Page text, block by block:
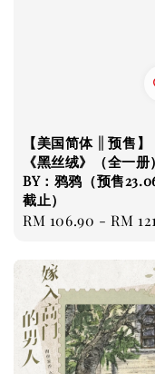
【美国简体 || 预售】
《黑丝绒》（全一册）
BY：鸦鸦（预售
截止）
Regular
RM 106.90 -RM